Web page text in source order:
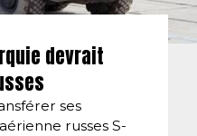
devrait
ses
russes S-